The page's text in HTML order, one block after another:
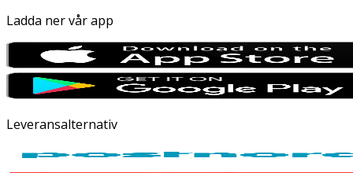
Ladda ner vår app
Leveransalternativ